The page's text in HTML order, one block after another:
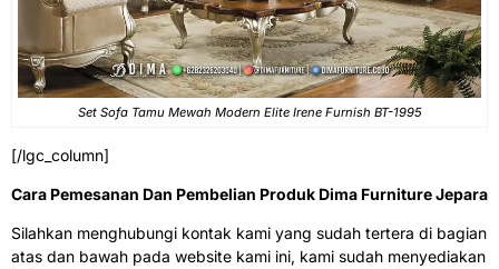
Set Sofa Tamu Mewah Modern Elite Irene Furnish BT-1995
[/lgc_column]
Cara Pemesanan Dan Pembelian Produk Dima Furniture Jepara
Silahkan menghubungi kontak kami yang sudah tertera di bagian
atas dan bawah pada website kami ini, kami sudah menyediakan